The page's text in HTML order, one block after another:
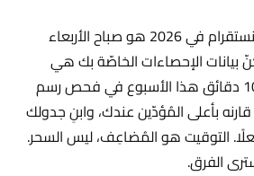
أفضل وقت للنشر على إنستقرام في 2026 هو صباح الأربعاء
الإحصاءات الخاصّة بك هي
السلطة النهائيّة. اقضِ 10 دقائق هذا الأسبوع في فحص رسم
قارنه بأعلى المُؤدّين عندك، وابنِ جدولك
التوقيت هو المُضاعِف، ليس السحر.
الفرق.